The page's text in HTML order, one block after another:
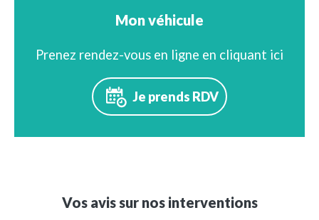
Mon véhicule
Prenez rendez-vous en ligne en cliquant ici
Je prends RDV
Vos avis sur nos interventions